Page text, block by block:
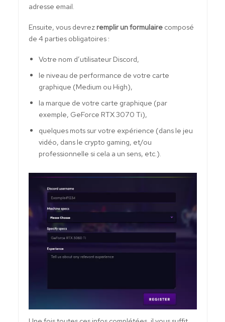
adresse email.
Ensuite, vous devrez remplir un formulairecomposé
de 4 parties obligatoires :
Votre nom d’utilisateur Discord,
le niveau de performance de votre carte
graphique (Medium ou High),
la marque de votre carte graphique (par
exemple, GeForce RTX 3070 Ti),
quelques mots sur votre expérience (dans le jeu
vidéo, dans le crypto gaming, et/ou
professionnelle si cela a un sens, etc.).